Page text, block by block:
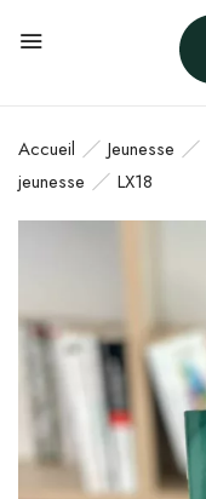
Accueil Jeunesse
jeunesse
LX18